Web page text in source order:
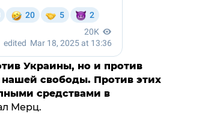
Украины, но и против
свободы. Против этих
средствами в
Мерц.